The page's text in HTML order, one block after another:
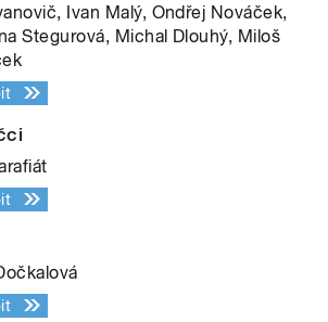
Ivan Malý, Ondřej Nováček,
Stegurová, Michal Dlouhý, Miloš